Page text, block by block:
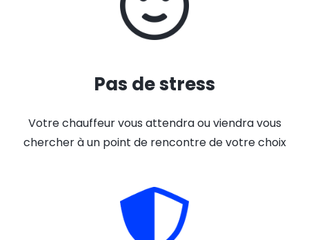
Pas de stress
Votre chauffeur vous attendra ou viendra vous
chercher à un point de rencontre de votre choix